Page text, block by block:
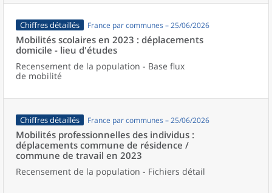
Chiffres détaillés France par communes – 25/06/2026
Mobilités scolaires en 2023 : déplacements
domicile - lieu d'études
Recensement de la population - Base flux
de mobilité
Chiffres détaillés France par communes – 25/06/2026
Mobilités professionnelles des individus :
déplacements commune de résidence /
commune de travail en 2023
Recensement de la population - Fichiers détail